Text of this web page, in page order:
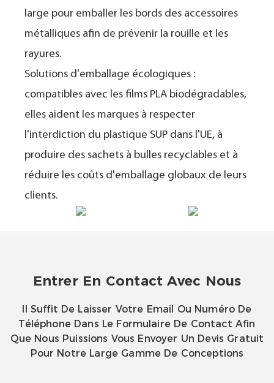
large pour emballer les bords des accessoires
métalliques afin de prévenir la rouille et les
rayures.
Solutions d'emballage écologiques :
compatibles avec les films PLA biodégradables,
elles aident les marques à respecter
l'interdiction du plastique SUP dans l'UE, à
produire des sachets à bulles recyclables et à
réduire les coûts d'emballage globaux de leurs
clients.
Entrer En Contact Avec Nous
Il Suffit De Laisser Votre Email Ou Numéro De
Téléphone Dans Le Formulaire De Contact Afin
Que Nous Puissions Vous Envoyer Un Devis Gratuit
Pour Notre Large Gamme De Conceptions